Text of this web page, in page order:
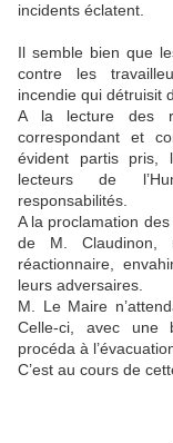
incidents éclatent.
Il semble bien que
contre les
incendie qui détruisit
A la lecture des
correspondant et
évident partis pris,
lecteurs de
responsabilités.
A la proclamation
de M. Claudinon,
réactionnaire,
leurs adversaires.
M. Le Maire
Celle-ci, avec une
procéda à
C’est au cours de